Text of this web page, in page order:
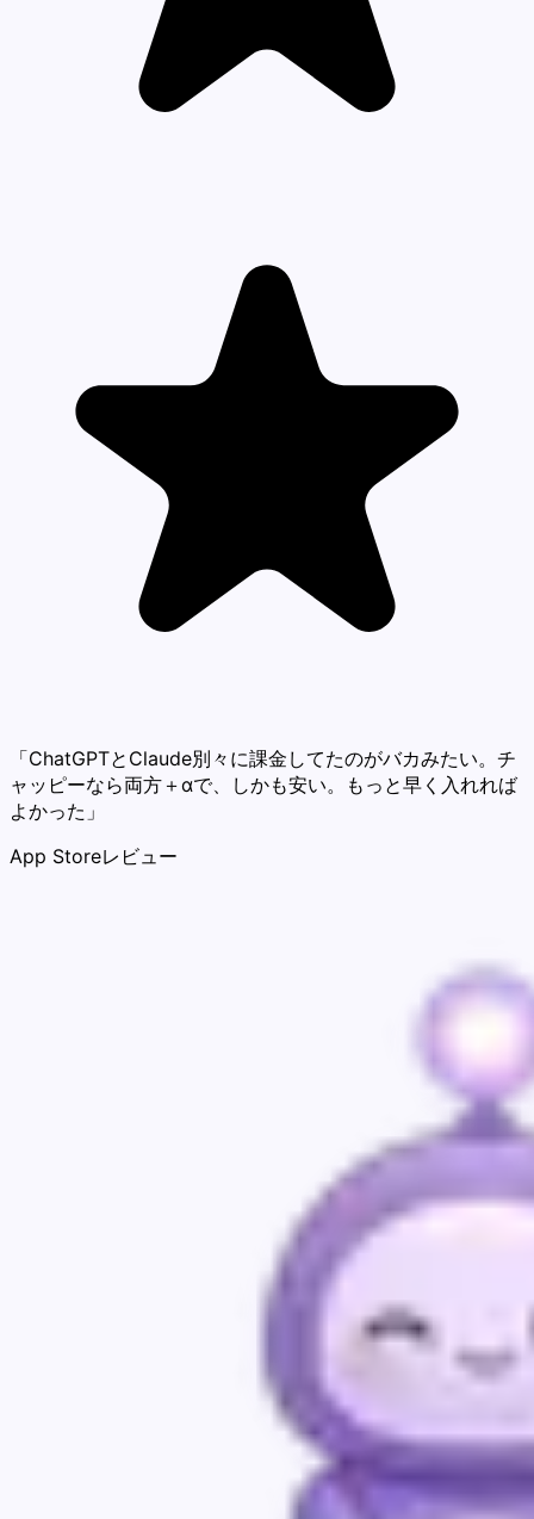
「ChatGPTとClaude別々に課金してたのがバカみたい。チ
ャッピーなら両方＋αで、しかも安い。もっと早く入れれば
よかった」
App Storeレビュー